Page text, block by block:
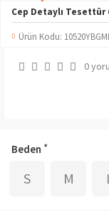
Cep Detaylı Tesettür
Ürün Kodu:
0
Beden
S M